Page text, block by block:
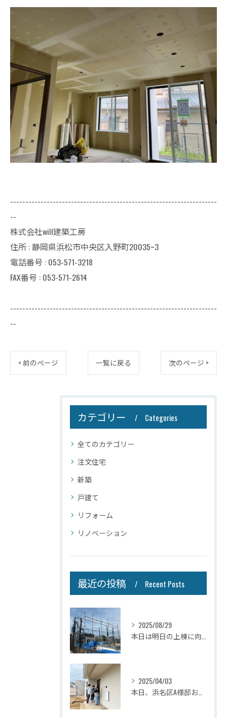
--------------------------------------------------------------------
--
株式会社will建築工房
住所 : 静岡県浜松市中央区入野町20035ｰ3
電話番号 : 053-571-3218
FAX番号 : 053-571-2614
--------------------------------------------------------------------
--
< 前のページ 一覧に戻る 次のページ >
カテゴリー Categories
全てのカテゴリー
注文住宅
新築
戸建て
リフォーム
リノベーション
最近の投稿 Recent Posts
2025/08/29
2025/04/03